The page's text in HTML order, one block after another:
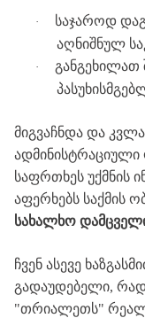
· საჯაროდ
აღნიშნულ
· განგეხილათ
მიგვაჩნდა და
ადმინისტრაციული
საფრთხეს უქმნის
აფერხებს საქმის
სახალხო
ჩვენ ასევე
გადაუდებელი,
"თრიალეთს"